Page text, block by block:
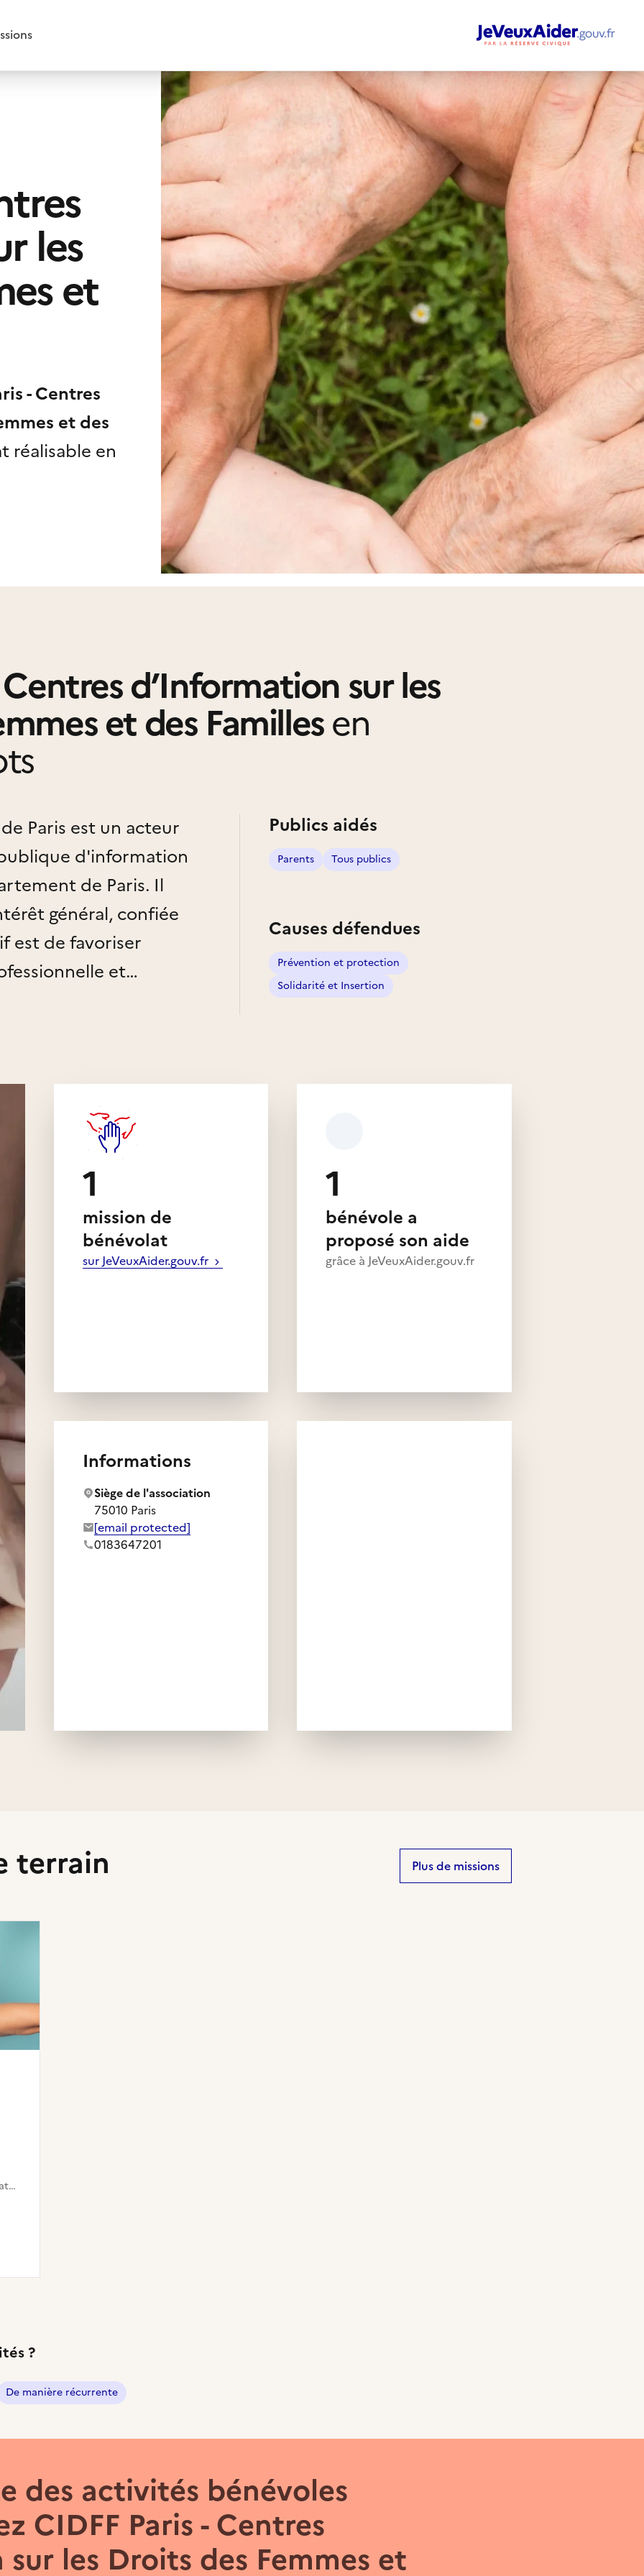
les
et
- Centres
et des
réalisable en
Centres d’Information sur les
et des Famillesen
Paris est un acteur
d'information
de Paris. Il
général, confiée
est de favoriser
et
et de promouvoir
juridiques
Publics aidés
Parents Tous publics
Causes défendues
Prévention et protection
Solidarité et Insertion
1
mission de
bénévolat
sur JeVeuxAider.gouv.fr
1
bénévole a
proposé son aide
grâce à JeVeuxAider.gouv.fr
Informations
Siège de l'association
75010 Paris
Adresse e-mail de l'association :
[email protected]
Numéro de téléphone de l'association :
0183647201
terrain Plus de missions
CIDFF Paris - Centres d’Information sur les Droits des Femmes et des Familles
?
De manière récurrente
des activités bénévoles
CIDFF Paris - Centres
les Droits des Femmes et